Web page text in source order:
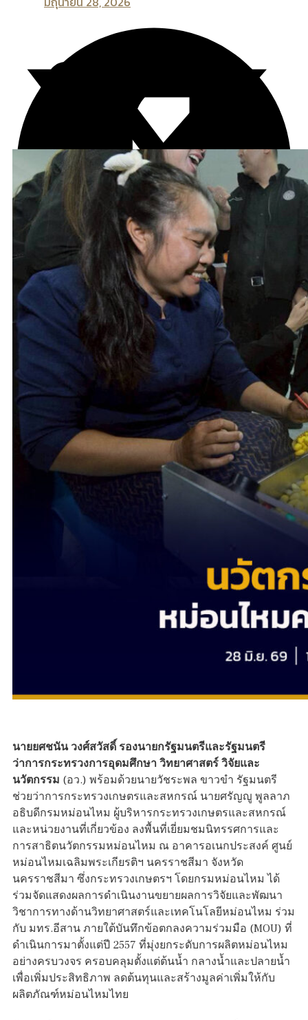
นายยศชนัน วงศ์สวัสดิ์ รองนายกรัฐมนตรีและรัฐมนตรี
ว่าการกระทรวงการอุดมศึกษา วิทยาศาสตร์ วิจัยและ
นวัตกรรม (อว.) พร้อมด้วยนายวัชระพล ขาวขำ รัฐมนตรี
ช่วยว่าการกระทรวงเกษตรและสหกรณ์ นายศรัญญู พูลลาภ
อธิบดีกรมหม่อนไหม ผู้บริหารกระทรวงเกษตรและสหกรณ์
และหน่วยงานที่เกี่ยวข้อง ลงพื้นที่เยี่ยมชมนิทรรศการและ
การสาธิตนวัตกรรมหม่อนไหม ณ อาคารอเนกประสงค์ ศูนย์
หม่อนไหมเฉลิมพระเกียรติฯ นครราชสีมา จังหวัด
นครราชสีมา ซึ่งกระทรวงเกษตรฯ โดยกรมหม่อนไหม ได้
ร่วมจัดแสดงผลการดำเนินงานขยายผลการวิจัยและพัฒนา
วิชาการทางด้านวิทยาศาสตร์และเทคโนโลยีหม่อนไหม ร่วม
กับ มทร.อีสาน ภายใต้บันทึกข้อตกลงความร่วมมือ (MOU) ที่
ดำเนินการมาตั้งแต่ปี 2557 ที่มุ่งยกระดับการผลิตหม่อนไหม
อย่างครบวงจร ครอบคลุมตั้งแต่ต้นน้ำ กลางน้ำและปลายน้ำ
เพื่อเพิ่มประสิทธิภาพ ลดต้นทุนและสร้างมูลค่าเพิ่มให้กับ
ผลิตภัณฑ์หม่อนไหมไทย